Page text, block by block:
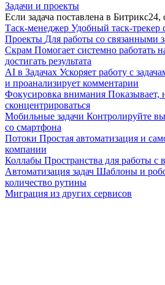
Задачи и проекты
Если задача поставлена в
Таск-менеджер Удобный таск-
Проекты Для работы со связанными
Скрам Помогает системно работать
достигать результата
AI в Задачах Ускоряет работу с
и проанализирует комментарии
Фокусировка внимания Показывает,
сконцентрироваться
Мобильные задачи Контролируйте
со смартфона
Потоки Простая автоматизация и
компании
Коллабы Пространства для работы
Автоматизация задач Шаблоны и
количество рутины
Миграция из других сервисов